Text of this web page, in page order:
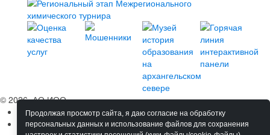
© 2026, АО ИОО
Сведения об ОО
Обучение
Продолжая просмотр сайта, я даю согласие на обработку
персональных данных и использование файлов для сохранения